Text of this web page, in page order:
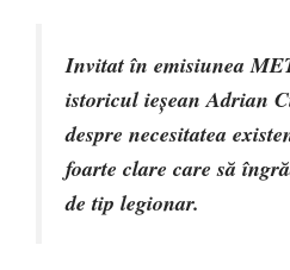
Invitat în emisiunea
istoricul ieşean Adrian
despre necesitatea
foarte clare care să
de tip legionar.